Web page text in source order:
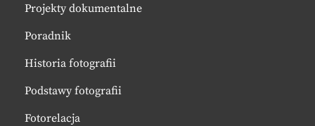
Projekty dokumentalne
Poradnik
Historia fotografii
Podstawy fotografii
Fotorelacja